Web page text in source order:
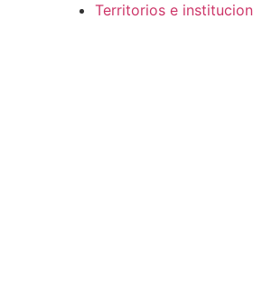
Territorios e